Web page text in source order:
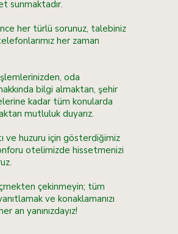
sunmaktadır.
her türlü sorunuz, talebiniz
her zaman
oda
bilgi almaktan, şehir
kadar tüm konularda
mutluluk duyarız.
ve huzuru için gösterdiğimiz
otelimizde hissetmenizi
çekinmeyin; tüm
ve konaklamanızı
an yanınızdayız!